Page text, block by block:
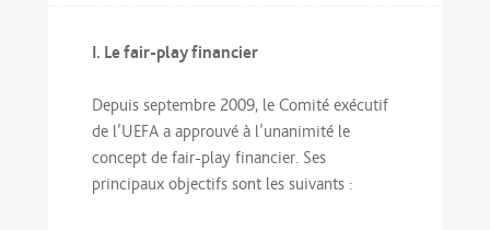
I. Le fair-play financier
Depuis septembre 2009, le Comité exécutif
de l’UEFA a approuvé à l’unanimité le
concept de fair-play financier. Ses
principaux objectifs sont les suivants :